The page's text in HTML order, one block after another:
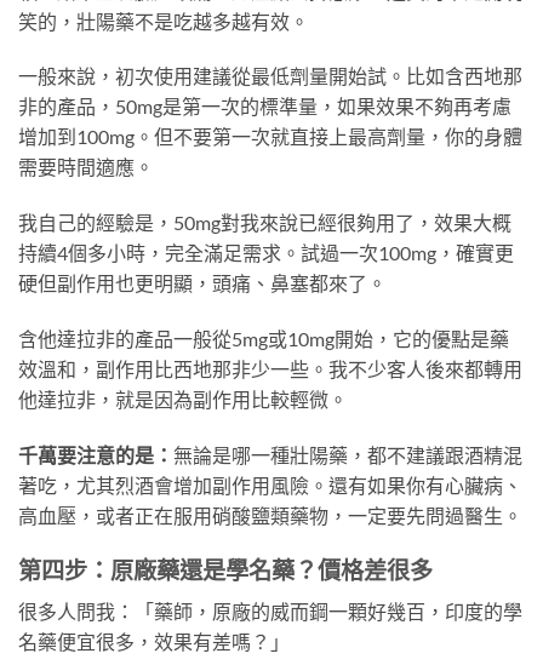
笑的，壯陽藥不是吃越多越有效。
一般來說，初次使用建議從最低劑量開始試。比如含西地那
非的產品，50mg是第一次的標準量，如果效果不夠再考慮
增加到100mg。但不要第一次就直接上最高劑量，你的身體
需要時間適應。
我自己的經驗是，50mg對我來說已經很夠用了，效果大概
持續4個多小時，完全滿足需求。試過一次100mg，確實更
硬但副作用也更明顯，頭痛、鼻塞都來了。
含他達拉非的產品一般從5mg或10mg開始，它的優點是藥
效溫和，副作用比西地那非少一些。我不少客人後來都轉用
他達拉非，就是因為副作用比較輕微。
千萬要注意的是： 無論是哪一種壯陽藥，都不建議跟酒精混
著吃，尤其烈酒會增加副作用風險。還有如果你有心臟病、
高血壓，或者正在服用硝酸鹽類藥物，一定要先問過醫生。
第四步：原廠藥還是學名藥？價格差很多
很多人問我：「藥師，原廠的威而鋼一顆好幾百，印度的學
名藥便宜很多，效果有差嗎？」